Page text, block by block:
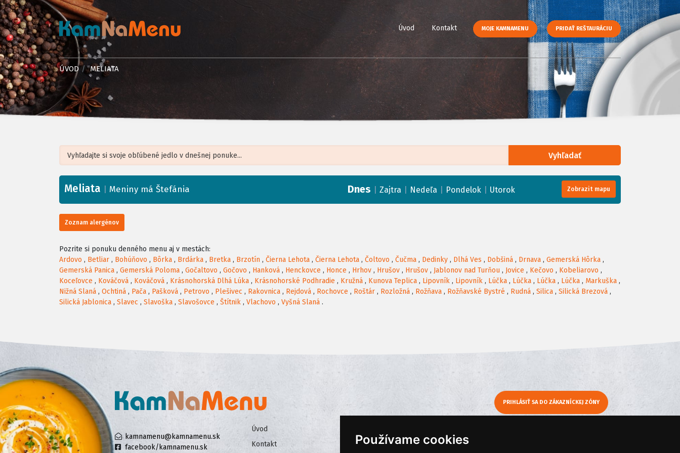
Používame cookies
Úvod Kontakt MOJE KAMNAMENU PRIDAŤ REŠTAURÁCIU
ÚVOD MELIATA
Vyhľadať
+
−
Meliata Meniny má Štefánia Dnes Zajtra Nedeľa Pondelok Utorok Zobrazit mapu
Zoznam alergénov
Pozrite si ponuku denného menu aj v mestách:
Ardovo , Betliar , Bohúňovo , Bôrka , Brdárka , Bretka , Brzotín , Čierna Lehota , Čierna Lehota , Čoltovo , Čučma , Dedinky , Dlhá Ves , Dobšiná , Drnava , Gemerská Hôrka ,
Gemerská Panica , Gemerská Poloma , Gočaltovo , Gočovo , Hanková , Henckovce , Honce , Hrhov , Hrušov , Hrušov , Jablonov nad Turňou , Jovice , Kečovo , Kobeliarovo ,
Koceľovce , Kováčová , Kováčová , Krásnohorská Dlhá Lúka , Krásnohorské Podhradie , Kružná , Kunova Teplica , Lipovník , Lipovník , Lúčka , Lúčka , Lúčka , Lúčka , Markuška ,
Nižná Slaná , Ochtiná , Pača , Pašková , Petrovo , Plešivec , Rakovnica , Rejdová , Rochovce , Roštár , Rozložná , Rožňava , Rožňavské Bystré , Rudná , Silica , Silická Brezová ,
Silická Jablonica , Slavec , Slavoška , Slavošovce , Štítnik , Vlachovo , Vyšná Slaná .
kamnamenu@kamnamenu.sk
facebook/kamnamenu.sk
PRIHLÁSIŤ SA DO ZÁKAZNÍCKEJ ZÓNY
Úvod
Kontakt
Ochrana osobných údajov